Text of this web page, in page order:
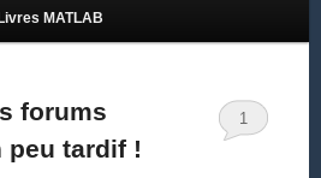
MATLAB
forums
peu tardif !
1